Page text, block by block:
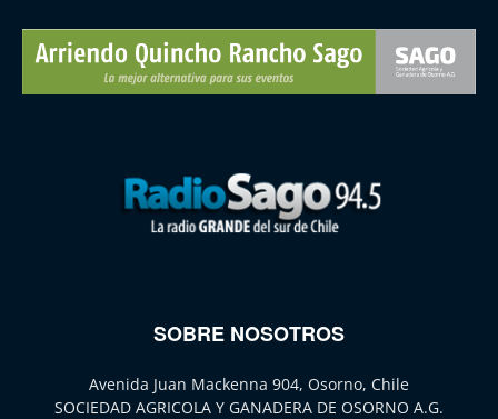
SOBRE NOSOTROS
Avenida Juan Mackenna 904, Osorno, Chile
SOCIEDAD AGRICOLA Y GANADERA DE OSORNO A.G.